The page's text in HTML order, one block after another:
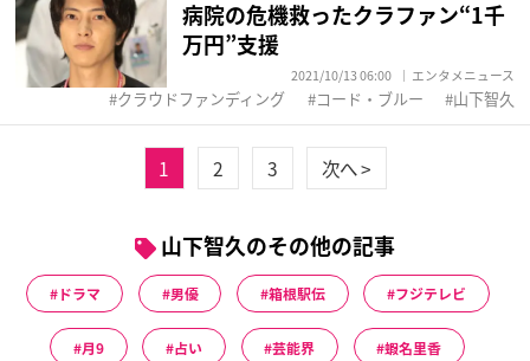
病院の危機救ったクラファン“1千
万円”支援
2021/10/13 06:00 エンタメニュース
クラウドファンディング コード・ブルー 山下智久
1 2 3 次へ >
山下智久のその他の記事
ドラマ 男優 箱根駅伝 フジテレビ
月9 占い 芸能界 蝦名里香